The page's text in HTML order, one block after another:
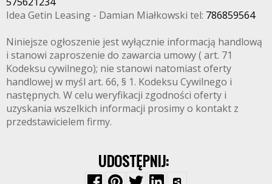
Idea Getin Leasing - Damian Miałkowski tel: 786859564
Niniejsze ogłoszenie jest wyłącznie informacją handlową
i stanowi zaproszenie do zawarcia umowy ( art. 71
Kodeksu cywilnego); nie stanowi natomiast oferty
handlowej w myśl art. 66, § 1. Kodeksu Cywilnego i
następnych. W celu weryfikacji zgodności oferty i
uzyskania wszelkich informacji prosimy o kontakt z
przedstawicielem firmy.
UDOSTĘPNIJ: